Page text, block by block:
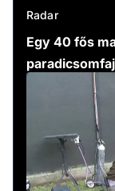
Radar
Egy 40 fős